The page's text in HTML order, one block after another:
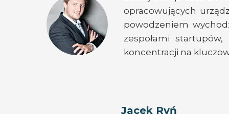
opracowujących
powodzeniem
zespołami
koncentracji na
Jacek Ryń